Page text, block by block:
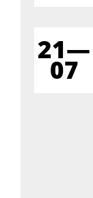
21—
07